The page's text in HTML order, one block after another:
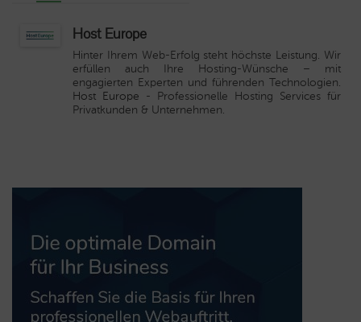
Host Europe
Hinter Ihrem Web-Erfolg steht höchste Leistung. Wir
erfüllen auch Ihre Hosting-Wünsche – mit
engagierten Experten und führenden Technologien.
Host Europe - Professionelle Hosting Services für
Privatkunden & Unternehmen.